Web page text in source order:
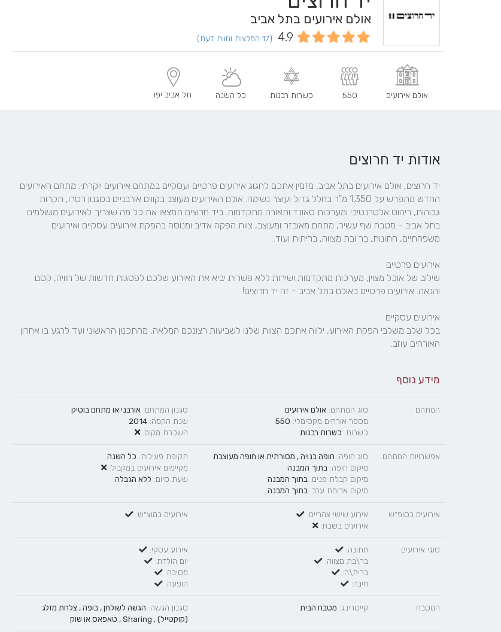
אולם אירועים בתל אביב
4.9 (17 המלצות וחוות דעת)
אולם אירועים 550 כשרות רבנות כל השנה תל אביב יפו
אודות יד חרוצים
האורחים עוזב.
מידע נוסף
המתחם סוג המתחם: אולם אירועים
מספר אורחים מקסימלי: 550
כשרות: כשרות רבנות
סגנון המתחם: אורבני או מתחם בוטיק
שנת הקמה: 2014
השכרת מקום:
אפשרויות המתחם סוג חופה: חופה בנויה, מסורתית או חופה מעוצבת
מיקום חופה: בתוך המבנה
מיקום קבלת פנים: בתוך המבנה
מיקום ארוחת ערב: בתוך המבנה
תקופת פעילות: כל השנה
מקיימים אירועים במקביל:
שעת סיום: ללא הגבלה
אירועים בסופ״ש
אירוע שישי צהריים:
אירועים בשבת:
אירועים במוצ״ש:
סוגי אירועים
חתונה:
בר\בת מצווה:
ברית\ה:
חינה:
אירוע עסקי:
יום הולדת:
מסיבה:
הופעה:
המטבח קייטרינג: מטבח הבית סגנון הגשה: הגשה לשולחן, בופה, צלחת מזלג
(קוקטייל),
Sharing
, טאפאס או שוק